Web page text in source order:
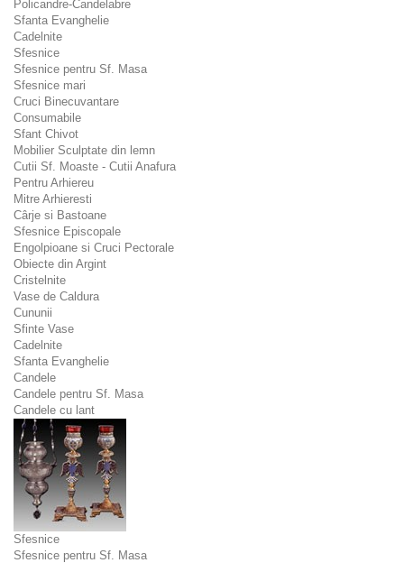
Policandre-Candelabre
Sfanta Evanghelie
Cadelnite
Sfesnice
Sfesnice pentru Sf. Masa
Sfesnice mari
Cruci Binecuvantare
Consumabile
Sfant Chivot
Mobilier Sculptate din lemn
Cutii Sf. Moaste - Cutii Anafura
Pentru Arhiereu
Mitre Arhieresti
Cârje si Bastoane
Sfesnice Episcopale
Engolpioane si Cruci Pectorale
Obiecte din Argint
Cristelnite
Vase de Caldura
Cununii
Sfinte Vase
Cadelnite
Sfanta Evanghelie
Candele
Candele pentru Sf. Masa
Candele cu lant
Sfesnice
Sfesnice pentru Sf. Masa